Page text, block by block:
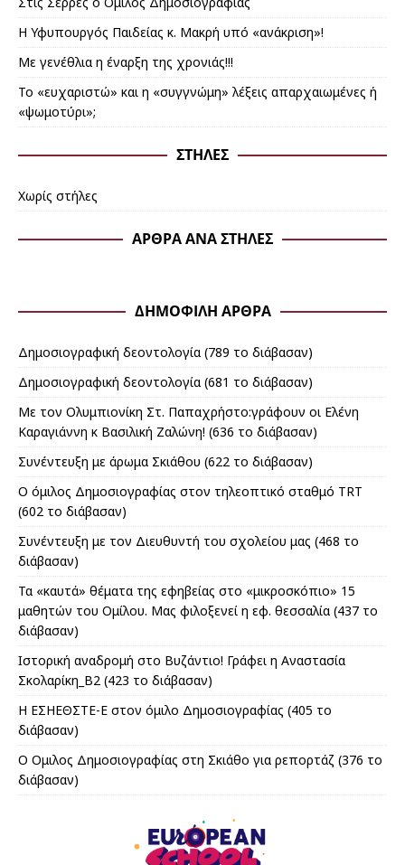
Η Υφυπουργός Παιδείας κ. Μακρή υπό «ανάκριση»!
Με γενέθλια η έναρξη της χρονιάς!!!
Το «ευχαριστώ» και η «συγγνώμη» λέξεις απαρχαιωμένες ή
«ψωμοτύρι»;
ΣΤΉΛΕΣ
Χωρίς στήλες
ΆΡΘΡΑ ΑΝΆ ΣΤΉΛΕΣ
ΔΗΜΟΦΙΛΉ ΆΡΘΡΑ
Δημοσιογραφική δεοντολογία (789 το διάβασαν)
Δημοσιογραφική δεοντολογία (681 το διάβασαν)
Με τον Ολυμπιονίκη Στ. Παπαχρήστο:γράφουν οι Ελένη
Καραγιάννη κ Βασιλική Ζαλώνη! (636 το διάβασαν)
Συνέντευξη με άρωμα Σκιάθου (622 το διάβασαν)
Ο όμιλος Δημοσιογραφίας στον τηλεoπτικό σταθμό TRT
(602 το διάβασαν)
Συνέντευξη με τον Διευθυντή του σχολείου μας (468 το
διάβασαν)
Τα «καυτά» θέματα της εφηβείας στο «μικροσκόπιο» 15
μαθητών του Ομίλου. Μας φιλοξενεί η εφ. θεσσαλία (437 το
διάβασαν)
Ιστορική αναδρομή στο Βυζάντιο! Γράφει η Αναστασία
Σκολαρίκη_Β2 (423 το διάβασαν)
Η ΕΣΗΕΘΣΤΕ-Ε στον όμιλο Δημοσιογραφίας (405 το
διάβασαν)
Ο Ομιλος Δημοσιογραφίας στη Σκιάθο για ρεπορτάζ (376 το
διάβασαν)